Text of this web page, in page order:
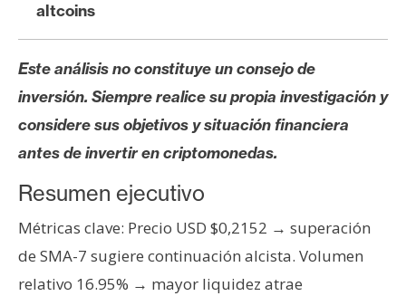
á
l
i
s
s
N
o
altcoins
Este análisis no constituye un consejo de
inversión. Siempre realice su propia investigación y
considere sus objetivos y situación financiera
antes de invertir en criptomonedas.
Resumen ejecutivo
Métricas clave: Precio USD $0,2152 → superación
de SMA-7 sugiere continuación alcista. Volumen
relativo 16.95% → mayor liquidez atrae